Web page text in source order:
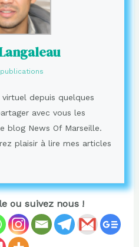
depuis quelques
avec vous les
blog News Of Marseille.
plaisir à lire mes articles
ou suivez nous !